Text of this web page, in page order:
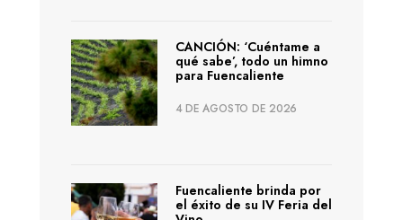
CANCIÓN: ‘Cuéntame a
qué sabe’, todo un himno
para Fuencaliente
4 DE AGOSTO DE 2026
Fuencaliente brinda por
el éxito de su IV Feria del